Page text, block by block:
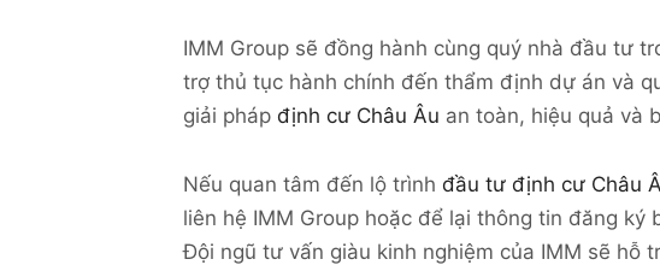
IMM Group sẽ đồng hành cùng quý nhà đầu tư
trợ thủ tục hành chính đến thẩm định dự án và
giải pháp định cư Châu Âu an toàn, hiệu quả và
Nếu quan tâm đến lộ trình đầu tư định cư Châu
liên hệ IMM Group hoặc để lại thông tin đăng ký
Đội ngũ tư vấn giàu kinh nghiệm của IMM sẽ hỗ